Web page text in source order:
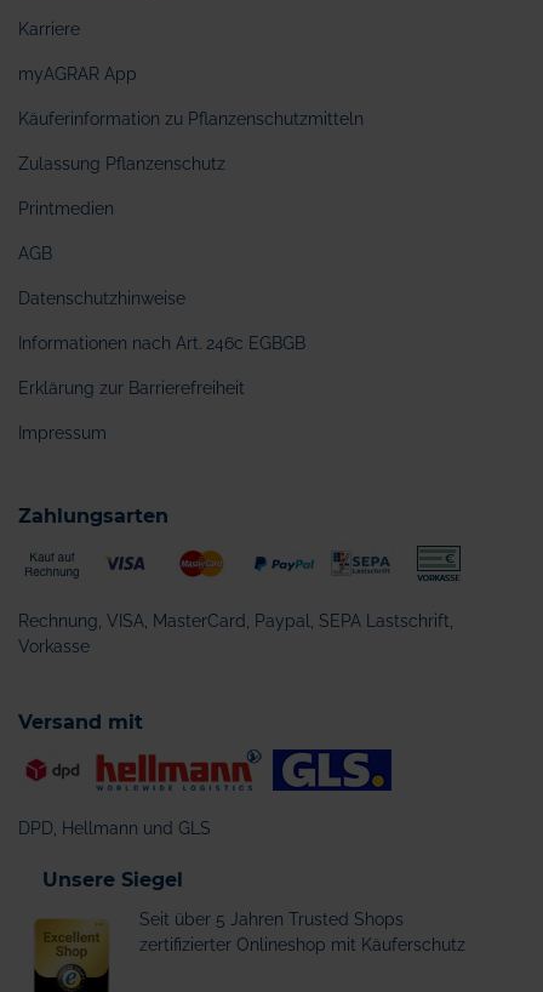
Karriere
myAGRAR App
Käuferinformation zu Pflanzenschutzmitteln
Zulassung Pflanzenschutz
Printmedien
AGB
Datenschutzhinweise
Informationen nach Art. 246c EGBGB
Erklärung zur Barrierefreiheit
Impressum
Zahlungsarten
Rechnung, VISA, MasterCard, Paypal, SEPA Lastschrift,
Vorkasse
Versand mit
DPD, Hellmann und GLS
Unsere Siegel
Seit über 5 Jahren Trusted Shops
zertifizierter Onlineshop mit Käuferschutz